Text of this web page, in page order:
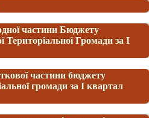
частини Бюджету
Територіальної Громади за I
частини бюджету
громади за І квартал